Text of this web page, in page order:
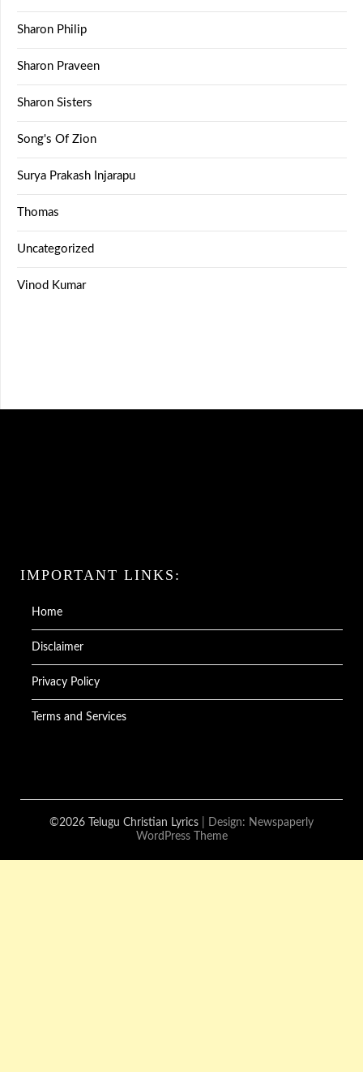
Sharon Philip
Sharon Praveen
Sharon Sisters
Song's Of Zion
Surya Prakash Injarapu
Thomas
Uncategorized
Vinod Kumar
IMPORTANT LINKS:
Home
Disclaimer
Privacy Policy
Terms and Services
©2026 Telugu Christian Lyrics | Design: Newspaperly
WordPress Theme